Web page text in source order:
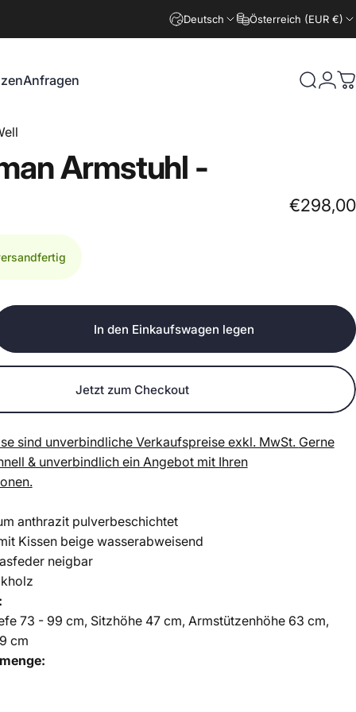
Deutsch Österreich (EUR €)
Anfragen Suche
Armstuhl -
€298,00
In den Einkaufswagen legen
Jetzt zum Checkout
sind unverbindliche Verkaufspreise exkl. MwSt. Gerne
& unverbindlich ein Angebot mit Ihren
anthrazit pulverbeschichtet
Kissen beige wasserabweisend
neigbar
73 - 99 cm, Sitzhöhe 47 cm, Armstützenhöhe 63 cm,
cm